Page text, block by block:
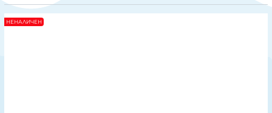
НЕНАЛИЧЕН